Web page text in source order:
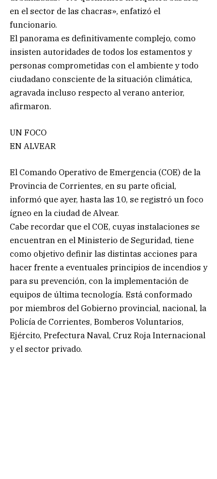
en el sector de las chacras», enfatizó el
funcionario.
El panorama es definitivamente complejo, como
insisten autoridades de todos los estamentos y
personas comprometidas con el ambiente y todo
ciudadano consciente de la situación climática,
agravada incluso respecto al verano anterior,
afirmaron.
UN FOCO
EN ALVEAR
El Comando Operativo de Emergencia (COE) de la
Provincia de Corrientes, en su parte oficial,
informó que ayer, hasta las 10, se registró un foco
ígneo en la ciudad de Alvear.
Cabe recordar que el COE, cuyas instalaciones se
encuentran en el Ministerio de Seguridad, tiene
como objetivo definir las distintas acciones para
hacer frente a eventuales principios de incendios y
para su prevención, con la implementación de
equipos de última tecnología. Está conformado
por miembros del Gobierno provincial, nacional, la
Policía de Corrientes, Bomberos Voluntarios,
Ejército, Prefectura Naval, Cruz Roja Internacional
y el sector privado.